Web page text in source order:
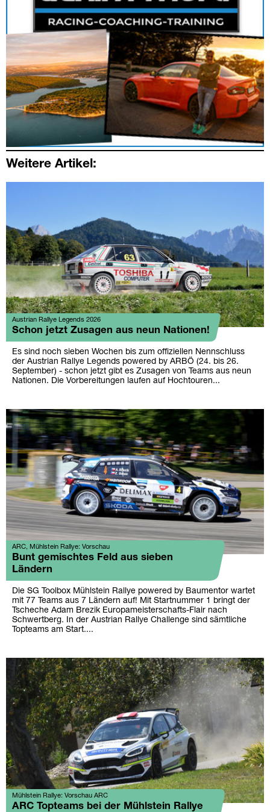
Weitere Artikel:
Austrian Rallye Legends 2026
Schon jetzt Zusagen aus neun Nationen!
Es sind noch sieben Wochen bis zum offiziellen Nennschluss
der Austrian Rallye Legends powered by ARBÖ (24. bis 26.
September) - schon jetzt gibt es Zusagen von Teams aus neun
Nationen. Die Vorbereitungen laufen auf Hochtouren...
ARC, Mühlstein Rallye: Vorschau
Bunt gemischtes Feld aus sieben
Ländern
Die SG Toolbox Mühlstein Rallye powered by Baumentor wartet
mit 77 Teams aus 7 Ländern auf! Mit Startnummer 1 bringt der
Tscheche Adam Brezik Europameisterschafts-Flair nach
Schwertberg. In der Austrian Rallye Challenge sind sämtliche
Topteams am Start....
Mühlstein Rallye: Vorschau ARC
ARC Topteams bei der Mühlstein Rallye